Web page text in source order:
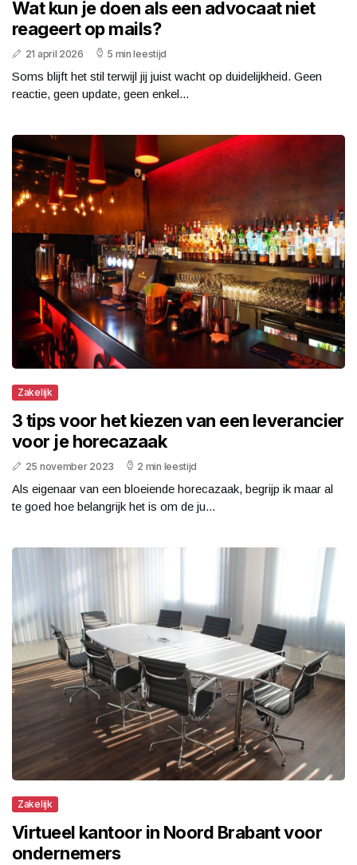
Wat kun je doen als een advocaat niet
reageert op mails?
21 april 2026 5 min leestijd
Soms blijft het stil terwijl jij juist wacht op duidelijkheid. Geen
reactie, geen update, geen enkel...
Zakelijk
3 tips voor het kiezen van een leverancier
voor je horecazaak
25 november 2023 2 min leestijd
Als eigenaar van een bloeiende horecazaak, begrijp ik maar al
te goed hoe belangrijk het is om de ju...
Zakelijk
Virtueel kantoor in Noord Brabant voor
ondernemers